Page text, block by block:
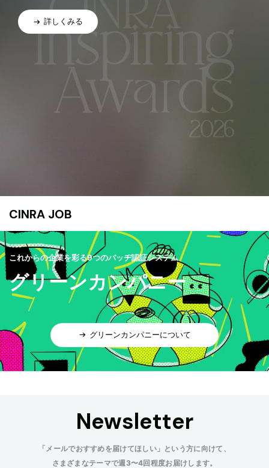
詳しくみる
CINRA JOB
これからの企業を彩る9つのバッヂ認証システム
グリーンカンパニー
グリーンカンパニーについて
Newsletter
「メールでおすすめを届けてほしい」という方に向けて、
さまざまなテーマで週3〜4回程度お届けします。